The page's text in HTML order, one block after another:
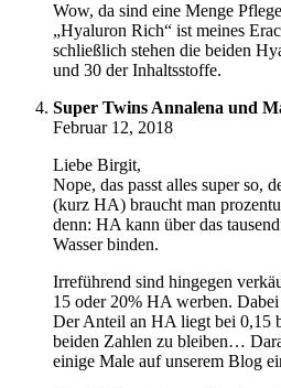
Wow, da sind eine Menge
„Hyaluron Rich“ ist meines
schließlich stehen die beiden
und 30 der Inhaltsstoffe.
Super Twins Annalena und
Februar 12, 2018
Liebe Birgit,
Nope, das passt alles super so,
(kurz HA) braucht man
denn: HA kann über das
Wasser binden.
Irreführend sind hingegen
15 oder 20% HA werben.
Der Anteil an HA liegt bei 0,15
beiden Zahlen zu bleiben…
einige Male auf unserem Blog